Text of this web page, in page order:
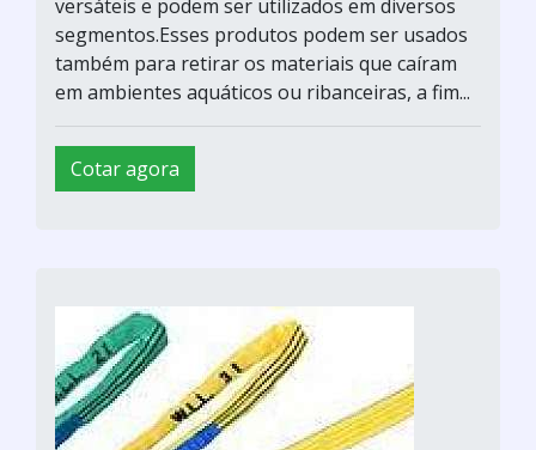
versáteis e podem ser utilizados em diversos
segmentos.Esses produtos podem ser usados
também para retirar os materiais que caíram
em ambientes aquáticos ou ribanceiras, a fim...
Cotar agora